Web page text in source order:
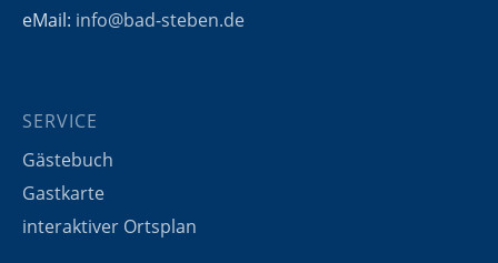
eMail: info@bad-steben.de
SERVICE
Gästebuch
Gastkarte
interaktiver Ortsplan